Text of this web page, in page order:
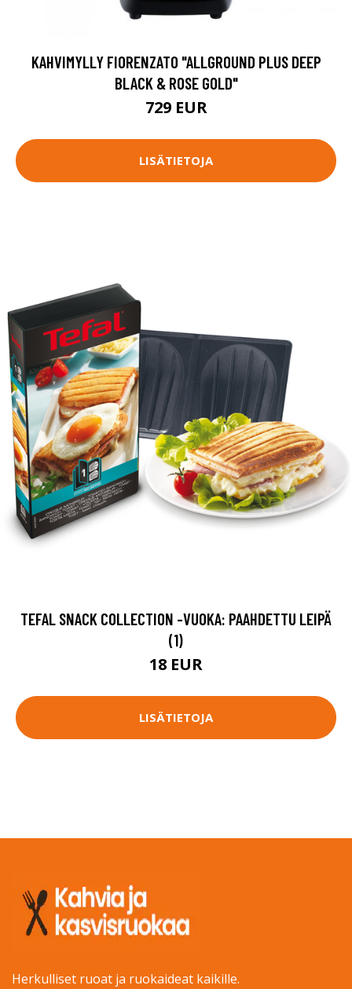
KAHVIMYLLY FIORENZATO "ALLGROUND PLUS DEEP
BLACK & ROSE GOLD"
729 EUR
LISÄTIETOJA
TEFAL SNACK COLLECTION -VUOKA: PAAHDETTU LEIPÄ
(1)
18 EUR
LISÄTIETOJA
Herkulliset ruoat ja ruokaideat kaikille.